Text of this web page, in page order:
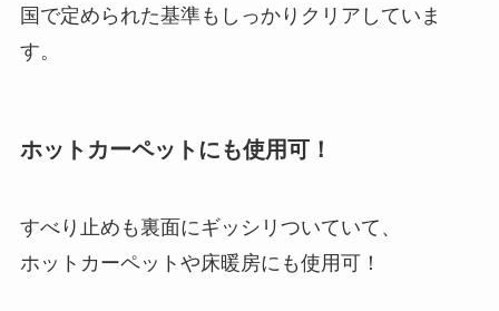
国で定められた基準もしっかりクリアしていま
す。
ホットカーペットにも使用可！
すべり止めも裏面にギッシリついていて、
ホットカーペットや床暖房にも使用可！